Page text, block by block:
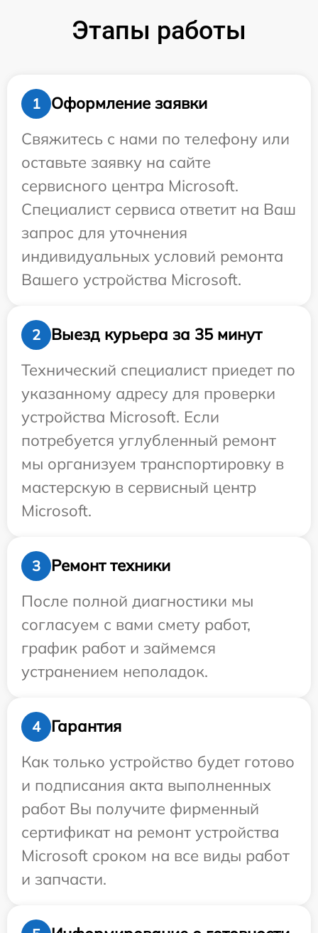
Этапы работы
1
Оформление заявки
Свяжитесь с нами по телефону или
оставьте заявку на сайте
сервисного центра Microsoft.
Специалист сервиса ответит на Ваш
запрос для уточнения
индивидуальных условий ремонта
Вашего устройства Microsoft.
2
Выезд курьера за 35 минут
Технический специалист приедет по
указанному адресу для проверки
устройства Microsoft. Если
потребуется углубленный ремонт
мы организуем транспортировку в
мастерскую в сервисный центр
Microsoft.
3
Ремонт техники
После полной диагностики мы
согласуем с вами смету работ,
график работ и займемся
устранением неполадок.
4
Гарантия
Как только устройство будет готово
и подписания акта выполненных
работ Вы получите фирменный
сертификат на ремонт устройства
Microsoft сроком на все виды работ
и запчасти.